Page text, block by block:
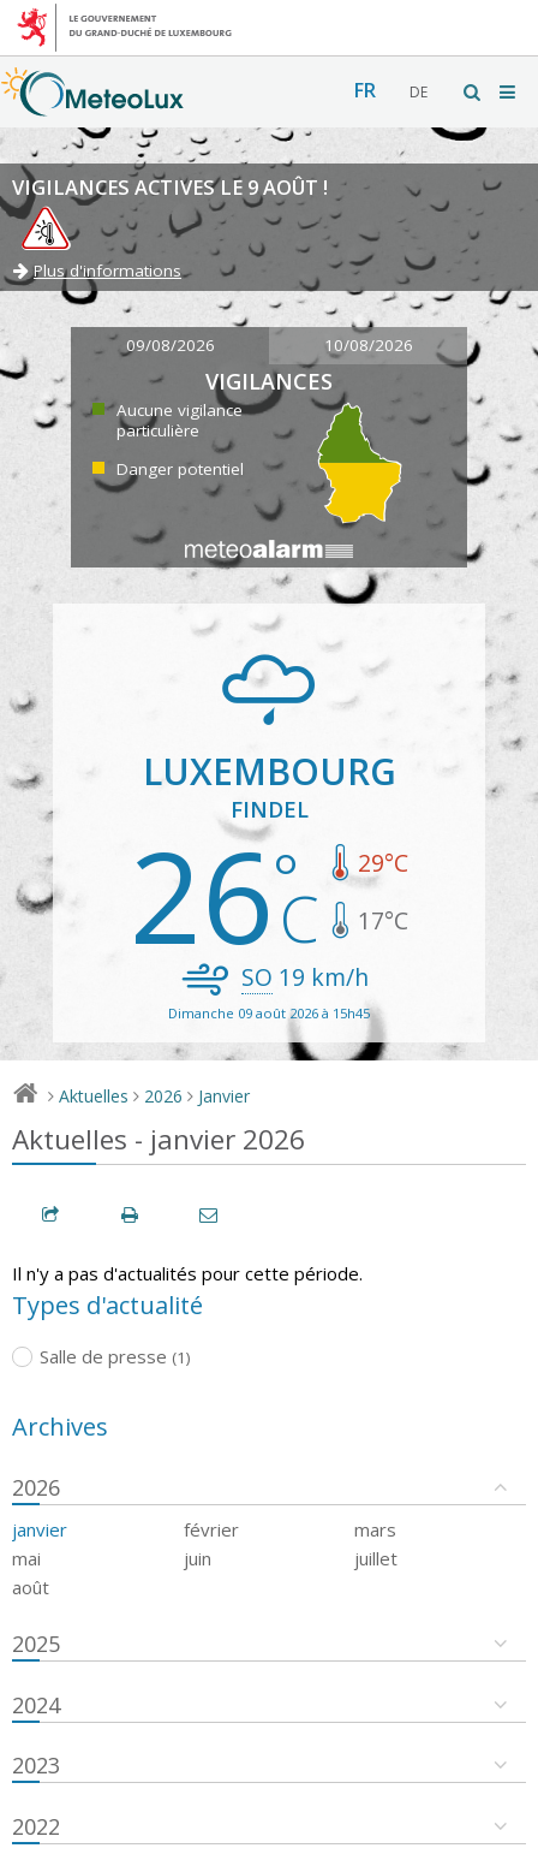
FR DE
VIGILANCES ACTIVES LE 9 AOÛT !
Plus d'informations
09/08/2026 10/08/2026
VIGILANCES
Aucune vigilance
particulière
Danger potentiel
LUXEMBOURG
FINDEL
26 29°C
17°C
SO 19 km/h
Dimanche 09 août 2026 à 15h45
> Aktuelles > 2026 > Janvier
Aktuelles - janvier 2026
Il n'y a pas d'actualités pour cette période.
Types d'actualité
Salle de presse (1)
Archives
2026
janvier février
mars
mai
juin
juillet
août
2025
2024
2023
2022